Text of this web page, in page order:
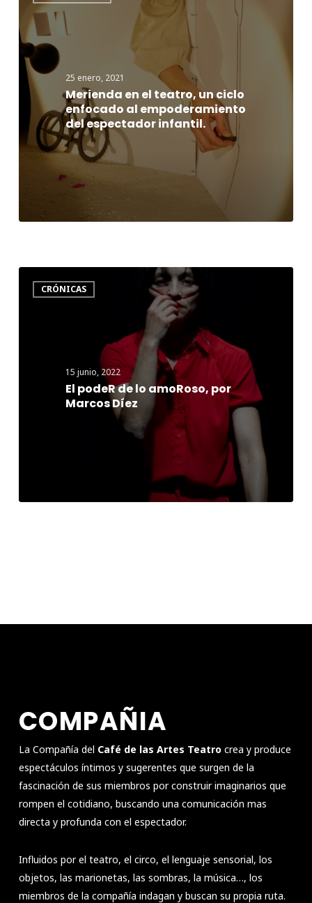
teatro,
ciclo
enfocado
empoderamiento
del
25 enero, 2021
Merienda en el teatro, un ciclo
enfocado al empoderamiento
del espectador infantil.
CRÓNICAS
podeR
15 junio, 2022
El podeR de lo amoRoso, por
Marcos Díez
COMPAÑIA
La Compañía del Café de las Artes Teatrocrea y produce
espectáculos íntimos y sugerentes que surgen de la
fascinación de sus miembros por construir imaginarios que
rompen el cotidiano, buscando una comunicación mas
directa y profunda con el espectador.
Influidos por el teatro, el circo, el lenguaje sensorial, los
objetos, las marionetas, las sombras, la música…, los
miembros de la compañía indagan y buscan su propia ruta.